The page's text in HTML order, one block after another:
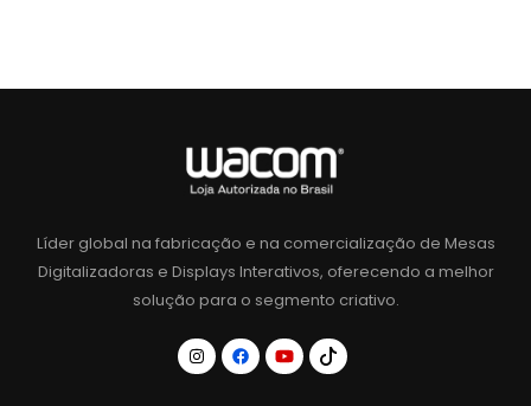
Líder global na fabricação e na comercialização de Mesas
Digitalizadoras e Displays Interativos, oferecendo a melhor
solução para o segmento criativo.